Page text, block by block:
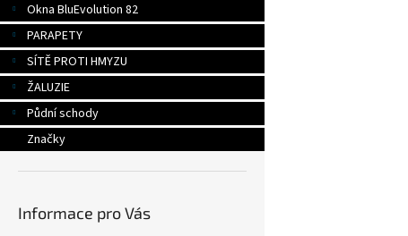
Okna BluEvolution 82
PARAPETY
SÍTĚ PROTI HMYZU
ŽALUZIE
Půdní schody
Značky
Informace pro Vás